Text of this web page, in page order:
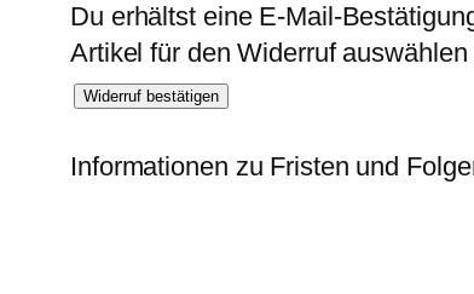
Du erhältst eine E-Mail-
Artikel für den Widerruf auswählen
Widerruf bestätigen
Informationen zu Fristen und